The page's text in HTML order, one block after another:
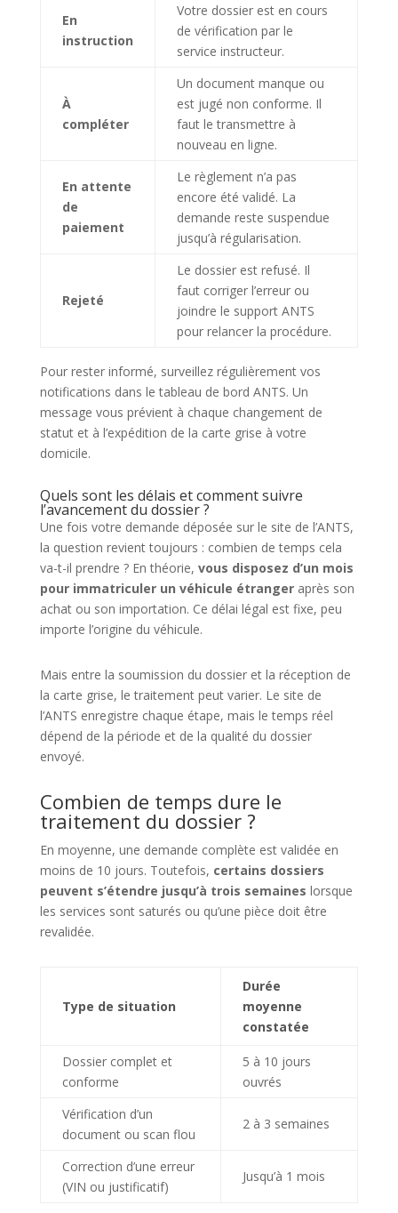
En
instruction
Votre dossier est en cours
de vérification par le
service instructeur.
À
compléter
Un document manque ou
est jugé non conforme. Il
faut le transmettre à
nouveau en ligne.
En attente
de
paiement
Le règlement n’a pas
encore été validé. La
demande reste suspendue
jusqu’à régularisation.
Rejeté
Le dossier est refusé. Il
faut corriger l’erreur ou
joindre le support ANTS
pour relancer la procédure.
Pour rester informé, surveillez régulièrement vos
notifications dans le tableau de bord ANTS. Un
message vous prévient à chaque changement de
statut et à l’expédition de la carte grise à votre
domicile.
Quels sont les délais et comment suivre
l’avancement du dossier ?
Une fois votre demande déposée sur le site de l’ANTS,
la question revient toujours : combien de temps cela
va-t-il prendre ? En théorie, vous disposez d’un mois
pour immatriculer un véhicule étrangeraprès son
achat ou son importation. Ce délai légal est fixe, peu
importe l’origine du véhicule.
Mais entre la soumission du dossier et la réception de
la carte grise, le traitement peut varier. Le site de
l’ANTS enregistre chaque étape, mais le temps réel
dépend de la période et de la qualité du dossier
envoyé.
Combien de temps dure le
traitement du dossier ?
En moyenne, une demande complète est validée en
moins de 10 jours. Toutefois, certains dossiers
peuvent s’étendre jusqu’à trois semaines lorsque
les services sont saturés ou qu’une pièce doit être
revalidée.
Type de situation
Durée
moyenne
constatée
Dossier complet et
conforme
5 à 10 jours
ouvrés
Vérification d’un
document ou scan flou
2 à 3 semaines
Correction d’une erreur
(VIN ou justificatif)
Jusqu’à 1 mois